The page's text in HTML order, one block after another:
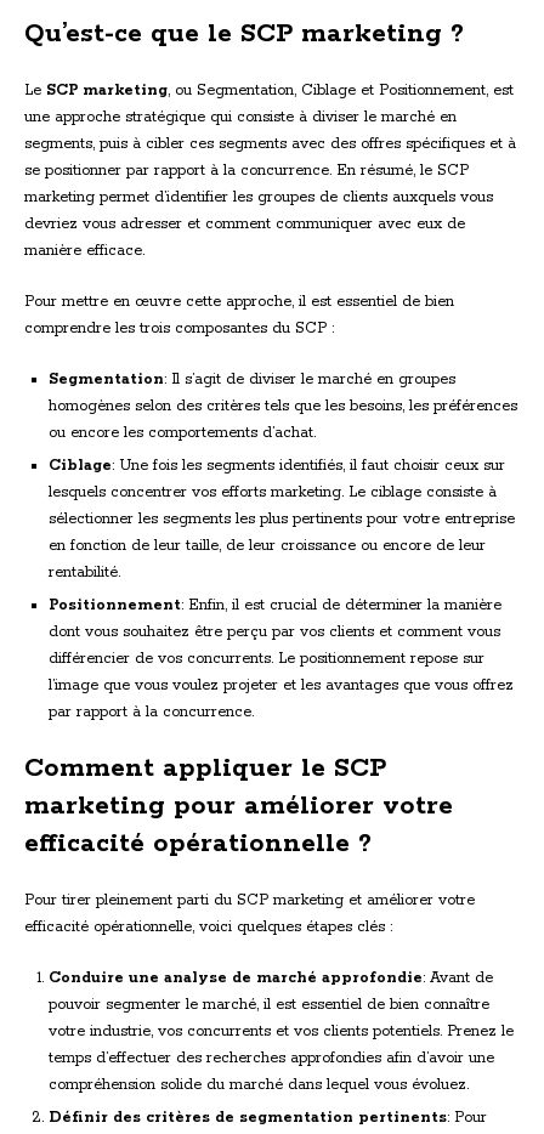
Qu’est-ce que le SCP marketing ?
Le SCP marketing, ou Segmentation, Ciblage et Positionnement, est
une approche stratégique qui consiste à diviser le marché en
segments, puis à cibler ces segments avec des offres spécifiques et à
se positionner par rapport à la concurrence. En résumé, le SCP
marketing permet d’identifier les groupes de clients auxquels vous
devriez vous adresser et comment communiquer avec eux de
manière efficace.
Pour mettre en œuvre cette approche, il est essentiel de bien
comprendre les trois composantes du SCP :
Segmentation: Il s’agit de diviser le marché en groupes
homogènes selon des critères tels que les besoins, les préférences
ou encore les comportements d’achat.
Ciblage: Une fois les segments identifiés, il faut choisir ceux sur
lesquels concentrer vos efforts marketing. Le ciblage consiste à
sélectionner les segments les plus pertinents pour votre entreprise
en fonction de leur taille, de leur croissance ou encore de leur
rentabilité.
Positionnement: Enfin, il est crucial de déterminer la manière
dont vous souhaitez être perçu par vos clients et comment vous
différencier de vos concurrents. Le positionnement repose sur
l’image que vous voulez projeter et les avantages que vous offrez
par rapport à la concurrence.
Comment appliquer le SCP
marketing pour améliorer votre
efficacité opérationnelle ?
Pour tirer pleinement parti du SCP marketing et améliorer votre
efficacité opérationnelle, voici quelques étapes clés :
Conduire une analyse de marché approfondie: Avant de
pouvoir segmenter le marché, il est essentiel de bien connaître
votre industrie, vos concurrents et vos clients potentiels. Prenez le
temps d’effectuer des recherches approfondies afin d’avoir une
compréhension solide du marché dans lequel vous évoluez.
Définir des critères de segmentation pertinents: Pour